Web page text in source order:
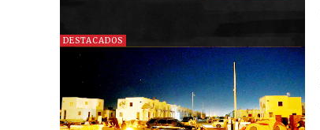
DESTACADOS